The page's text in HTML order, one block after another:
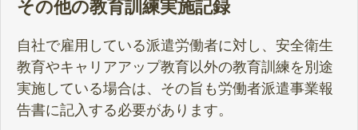
その他の教育訓練実施記録
自社で雇用している派遣労働者に対し、安全衛生
教育やキャリアアップ教育以外の教育訓練を別途
実施している場合は、その旨も労働者派遣事業報
告書に記入する必要があります。